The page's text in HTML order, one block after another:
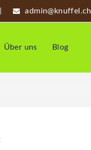
admin@knuffel.ch
Über uns Blog